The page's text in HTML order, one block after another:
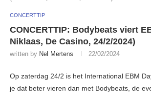
CONCERTTIP
CONCERTTIP: Bodybeats viert
Niklaas, De Casino, 24/2/2024)
written by Nel Mertens 22/02/2024
Op zaterdag 24/2 is het International EBM
je dat beter vieren dan met Bodybeats, de